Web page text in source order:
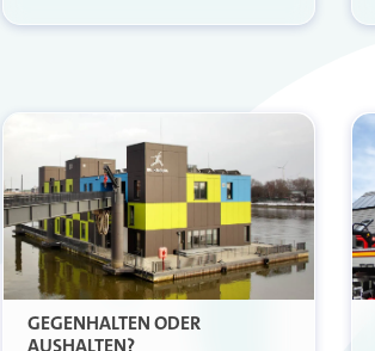
GEGENHALTEN ODER
AUSHALTEN?